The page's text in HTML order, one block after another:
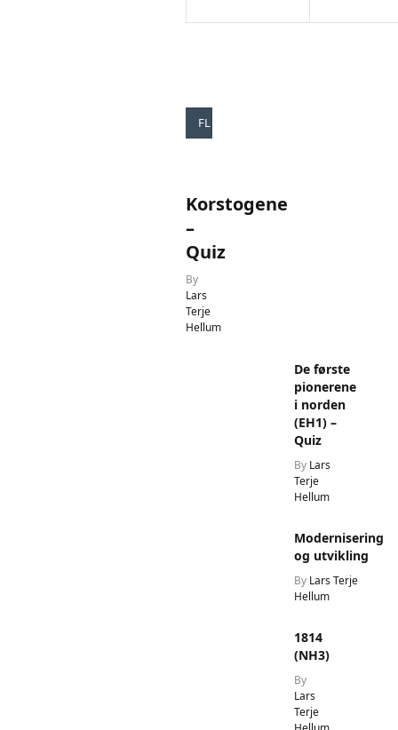
FLERVALGSTESTER
Korstogene
–
Quiz
By
Lars
Terje
Hellum
De første
pionerene
i norden
(EH1) –
Quiz
By Lars
Terje
Hellum
Modernisering
og utvikling
By Lars Terje
Hellum
1814
(NH3)
By
Lars
Terje